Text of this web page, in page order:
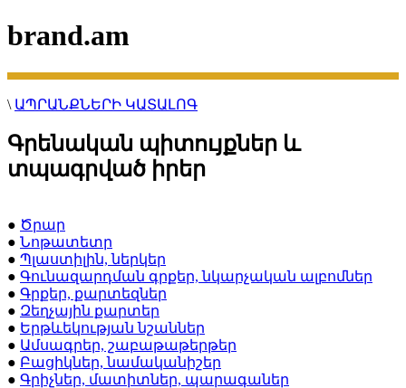
brand.am
\ ԱՊՐԱՆՔՆԵՐԻ ԿԱՏԱԼՈԳ
Գրենական պիտույքներ և
տպագրված իրեր
● Ծրար
● Նոթատետր
● Պլաստիլին, ներկեր
● Գունազարդման գրքեր, նկարչական ալբոմներ
● Գրքեր, քարտեզներ
● Զեղչային քարտեր
● Երթևեկության նշաններ
● Ամսագրեր, շաբաթաթերթեր
● Բացիկներ, նամականիշեր
● Գրիչներ, մատիտներ, պարագաներ